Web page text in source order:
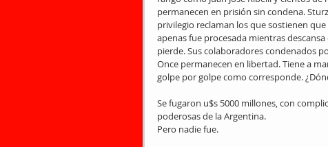
permanecen en prisión sin condena.
privilegio reclaman los que sostienen
apenas fue procesada mientras
pierde. Sus colaboradores condenados
Once permanecen en libertad. Tiene a
golpe por golpe como corresponde.
Se fugaron u$s 5000 millones, con
poderosas de la Argentina.
Pero nadie fue.